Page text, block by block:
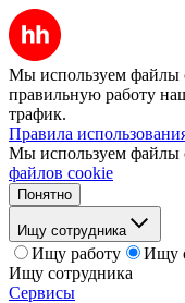
Мы используем файлы
правильную работу
трафик.
Правила
Мы используем файлы
файлов cookie
Понятно
Ищу сотрудника
Ищу работу
Ищу
Ищу сотрудника
Сервисы